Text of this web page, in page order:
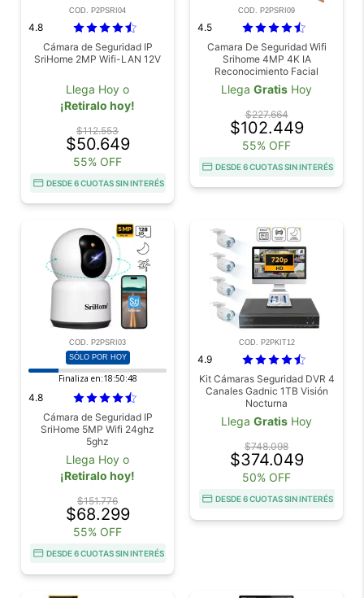
COD. P2PSRI04
4.8
Cámara de Seguridad IP
SriHome 2MP Wifi-LAN 12V
Llega Hoy o
¡Retiralo hoy!
$112.553
$50.649
55% OFF
DESDE 6 CUOTAS SIN INTERÉS
COD. P2PSRI09
4.5
Camara De Seguridad Wifi
Srihome 4MP 4K IA
Reconocimiento Facial
Vehiculos Fuego Dual Lente
36mm Vision 180 Grados
Vision Nocturna Color Audio
Bidireccional
Llega Gratis Hoy
$227.664
$102.449
55% OFF
DESDE 6 CUOTAS SIN INTERÉS
COD. P2PSRI03
SÓLO POR HOY
Finaliza en:18:50:46
4.8
Cámara de Seguridad IP
SriHome 5MP Wifi 24ghz
5ghz
Llega Hoy o
¡Retiralo hoy!
$151.776
$68.299
55% OFF
DESDE 6 CUOTAS SIN INTERÉS
COD. P2PKIT12
4.9
Kit Cámaras Seguridad DVR 4
Canales Gadnic 1TB Visión
Nocturna
Llega Gratis Hoy
$748.098
$374.049
50% OFF
DESDE 6 CUOTAS SIN INTERÉS